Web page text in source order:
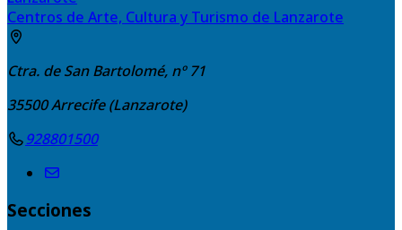
Centros de Arte, Cultura y Turismo de Lanzarote
Ctra. de San Bartolomé, nº 71
35500Arrecife (Lanzarote)
928801500
Secciones